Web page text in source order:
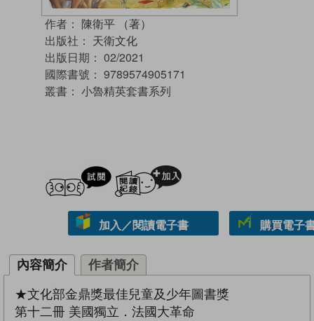
作者： 陳衛平 （著）
出版社： 天衛文化
出版日期： 02/2021
國際書號： 9789574905171
叢書： 小魯精英套書系列
試閲
加入／閱讀電子書 購買電子
內容簡介 作者簡介
★文化部金鼎獎最佳兒童及少年圖書獎
第十二冊 美國獨立．法國大革命